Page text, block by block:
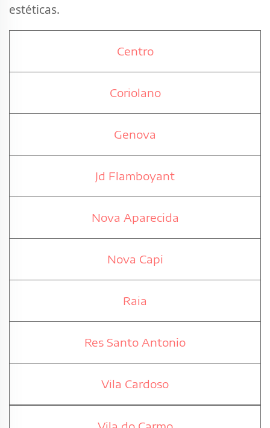
estéticas.
Centro
Coriolano
Genova
Jd Flamboyant
Nova Aparecida
Nova Capi
Raia
Res Santo Antonio
Vila Cardoso